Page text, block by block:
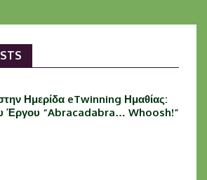
Ημερίδα eTwinning Ημαθίας:
Έργου “Abracadabra… Whoosh!”